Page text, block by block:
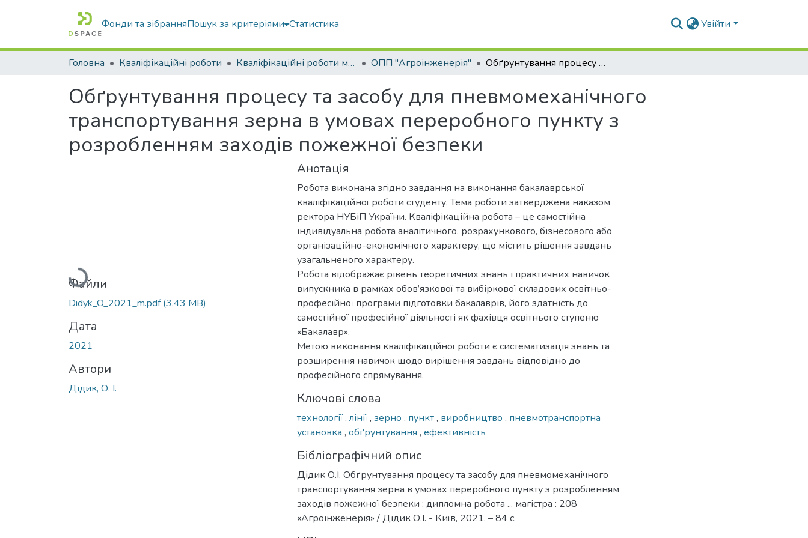
Фонди та зібранняПошук за критеріями Статистика Увійти
Головна Кваліфікаційні роботи Кваліфікаційні роботи магістрів ОПП "Агроінженерія" Обґрунтування процесу та засобу для пневмомеханічного транспортування зерна в умовах переробного пункту з розробленням заходів пожежної безпеки
Обґрунтування процесу та засобу для пневмомеханічного
транспортування зерна в умовах переробного пункту з
розробленням заходів пожежної безпеки
Вантажиться...
Файли
Didyk_O_2021_m.pdf(3,43 MB)
Дата
2021
Автори
Дідик, О. І.
Анотація
Робота виконана згідно завдання на виконання бакалаврської
кваліфікаційної роботи студенту. Тема роботи затверджена наказом
ректора НУБіП України. Кваліфікаційна робота – це самостійна
індивідуальна робота аналітичного, розрахункового, бізнесового або
організаційно-економічного характеру, що містить рішення завдань
узагальненого характеру.
Робота відображає рівень теоретичних знань і практичних навичок
випускника в рамках обов’язкової та вибіркової складових освітньо-
професійної програми підготовки бакалаврів, його здатність до
самостійної професійної діяльності як фахівця освітнього ступеню
«Бакалавр».
Метою виконання кваліфікаційної роботи є систематизація знань та
розширення навичок щодо вирішення завдань відповідно до
професійного спрямування.
Ключові слова
технології, лінії, зерно , пункт, виробництво , пневмотранспортна
установка , обґрунтування , ефективність
Бібліографічний опис
Дідик О.І. Обґрунтування процесу та засобу для пневмомеханічного
транспортування зерна в умовах переробного пункту з розробленням
заходів пожежної безпеки : дипломна робота ... магістра : 208
«Агроінженерія» / Дідик О.І. - Київ, 2021. – 84 с.